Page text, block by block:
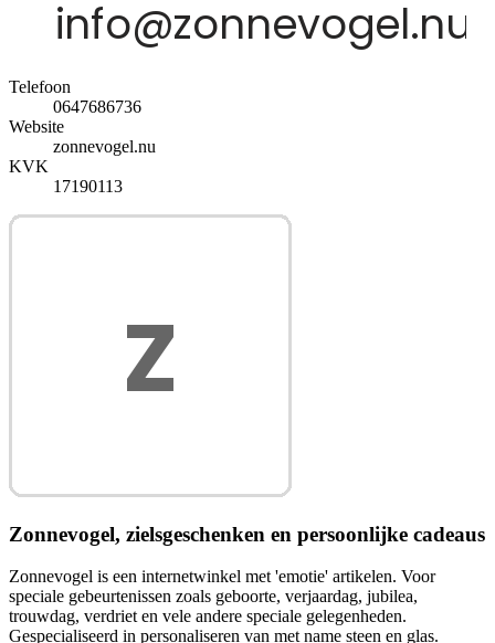
Telefoon
0647686736
Website
zonnevogel.nu
KVK
17190113
Zonnevogel, zielsgeschenken en persoonlijke cadeaus
Zonnevogel is een internetwinkel met 'emotie' artikelen. Voor
speciale gebeurtenissen zoals geboorte, verjaardag, jubilea,
trouwdag, verdriet en vele andere speciale gelegenheden.
Gespecialiseerd in personaliseren van met name steen en glas.